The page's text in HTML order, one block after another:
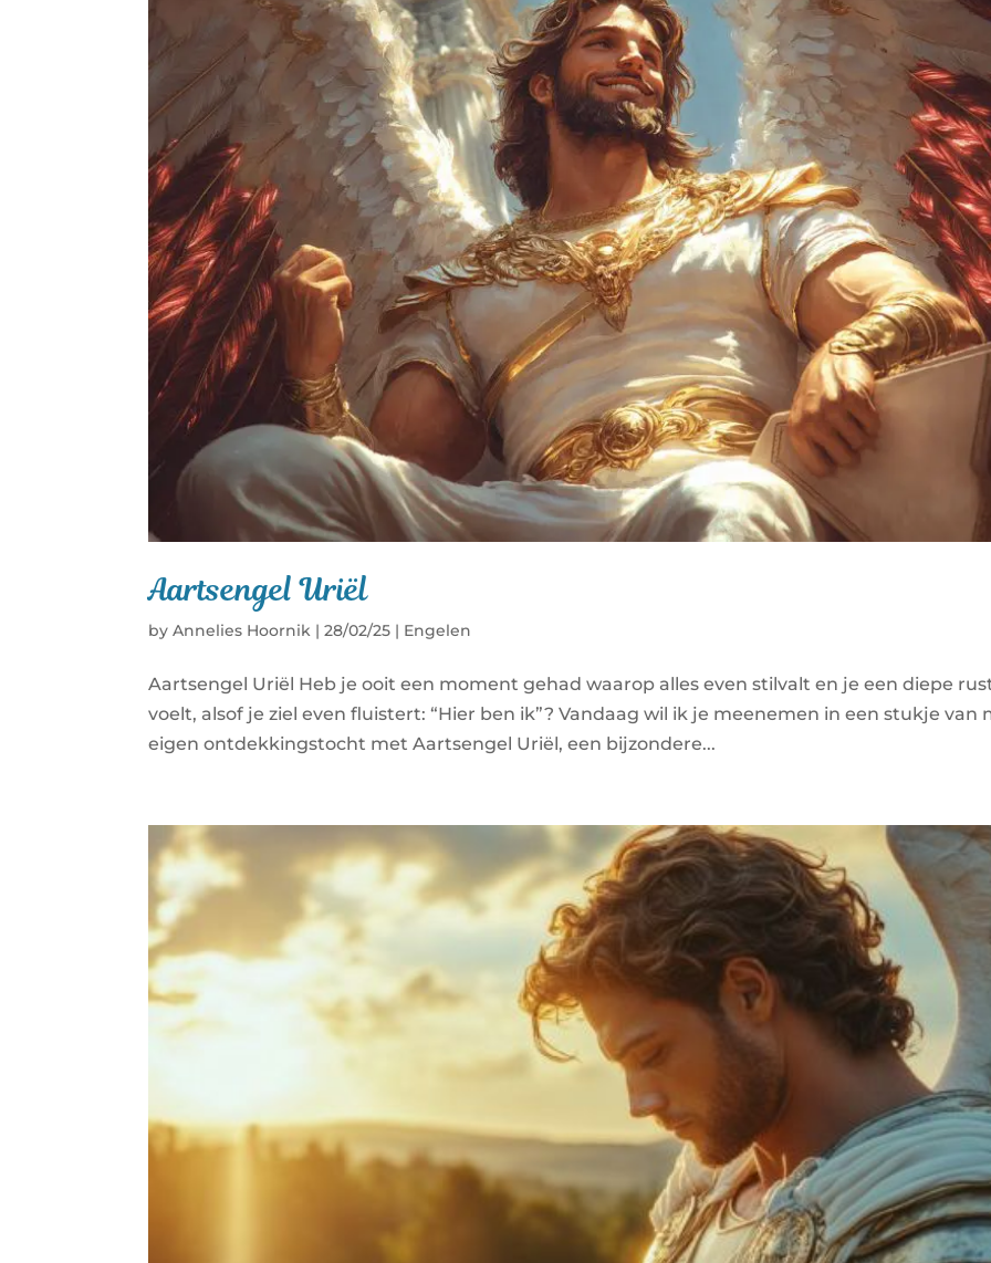
Aartsengel Uriël
byAnnelies Hoornik |28/02/25 | Engelen
Aartsengel Uriël Heb je ooit een moment gehad waarop alles even stilvalt en je een diepe
voelt, alsof je ziel even fluistert: “Hier ben ik”? Vandaag wil ik je meenemen in een stukje van
eigen ontdekkingstocht met Aartsengel Uriël, een bijzondere...